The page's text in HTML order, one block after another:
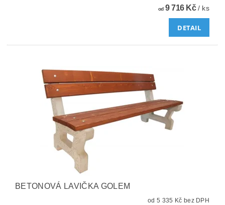
od9 716 Kč/ ks
DETAIL
BETONOVÁ LAVIČKA GOLEM
od 5 335 Kč bez DPH